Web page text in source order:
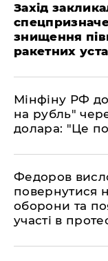
​Захід
знищення
ракетних
​Мінфіну РФ
на рубль"
долара: "Це
​Федоров
повернутися
оборони та
участі в